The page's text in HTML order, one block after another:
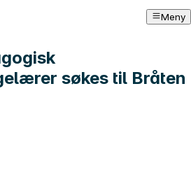
Meny
søkes til Bråten